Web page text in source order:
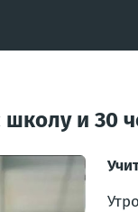
и 30